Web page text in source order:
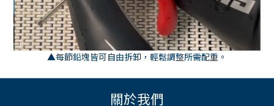
▲每節鉛塊皆可自由拆卸，輕鬆調整所需配重。
關於我們